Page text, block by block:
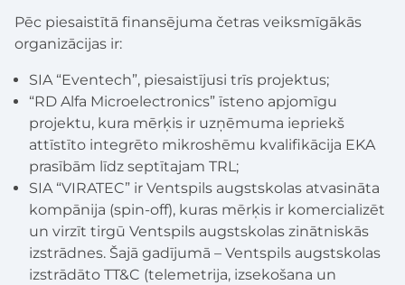
Pēc piesaistītā finansējuma četras veiksmīgākās
organizācijas ir:
SIA “Eventech”, piesaistījusi trīs projektus;
“RD Alfa Microelectronics” īsteno apjomīgu
projektu, kura mērķis ir uzņēmuma iepriekš
attīstīto integrēto mikroshēmu kvalifikācija EKA
prasībām līdz septītajam TRL;
SIA “VIRATEC” ir Ventspils augstskolas atvasināta
kompānija (spin-off), kuras mērķis ir komercializēt
un virzīt tirgū Ventspils augstskolas zinātniskās
izstrādnes. Šajā gadījumā – Ventspils augstskolas
izstrādāto TT&C (telemetrija, izsekošana un